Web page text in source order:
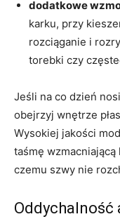
dodatkowe
karku, przy
rozciąganie i
torebki czy
Jeśli na co dzień
obejrzyj wnętrze
Wysokiej jakości
taśmę
czemu szwy nie
Oddychalność